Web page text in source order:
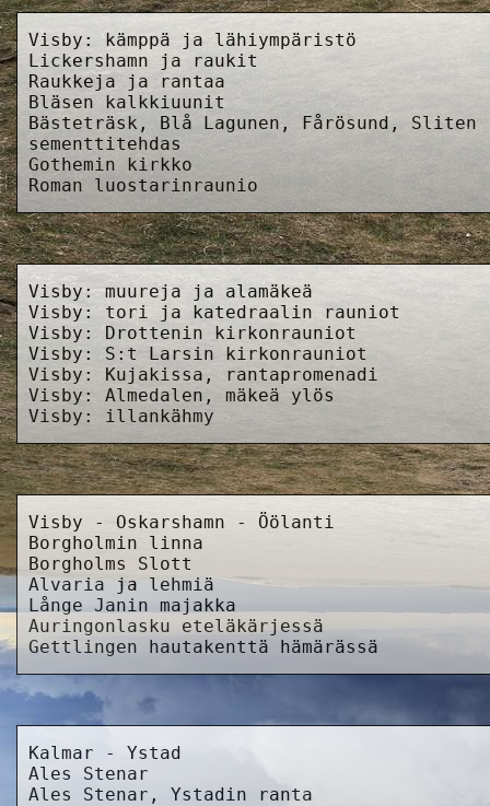
Visby: kämppä ja lähiympäristö
Lickershamn ja raukit
Raukkeja ja rantaa
Bläsen kalkkiuunit
Bästeträsk, Blå Lagunen, Fårösund, Sliten
sementtitehdas
Gothemin kirkko
Roman luostarinraunio
Visby: muureja ja alamäkeä
Visby: tori ja katedraalin rauniot
Visby: Drottenin kirkonrauniot
Visby: S:t Larsin kirkonrauniot
Visby: Kujakissa, rantapromenadi
Visby: Almedalen, mäkeä ylös
Visby: illankähmy
Visby - Oskarshamn - Öölanti
Borgholmin linna
Borgholms Slott
Alvaria ja lehmiä
Långe Janin majakka
Auringonlasku eteläkärjessä
Gettlingen hautakenttä hämärässä
Kalmar - Ystad
Ales Stenar
Ales Stenar, Ystadin ranta